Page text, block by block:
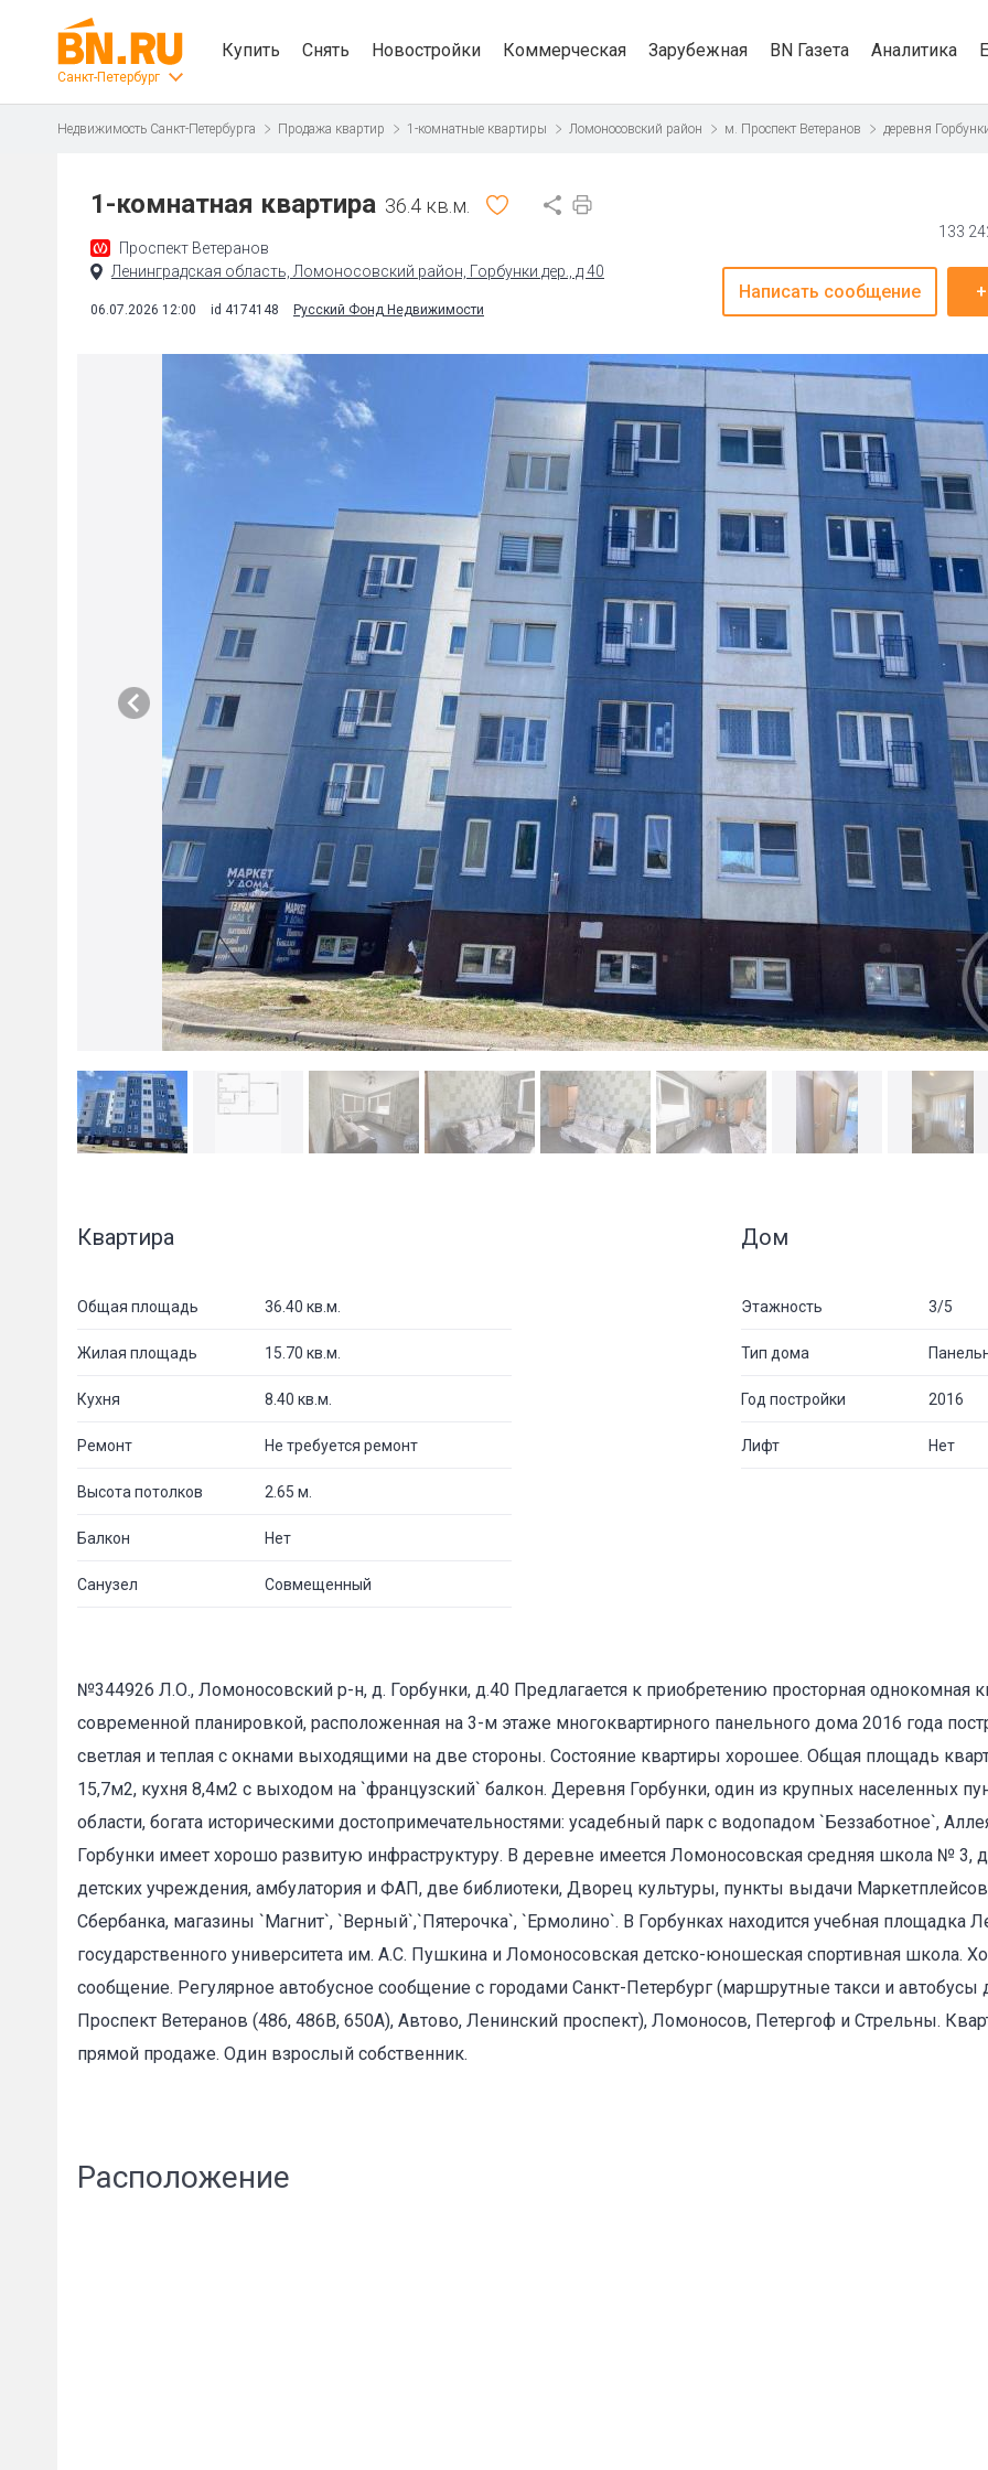
Санкт-Петербург
Купить Снять Новостройки Коммерческая Зарубежная BN Газета Аналитика
Недвижимость Санкт-Петербурга Продажа квартир 1-комнатные квартиры Ломоносовский район м. Проспект Ветеранов деревня
1-комнатная квартира 36.4 кв.м.
Проспект Ветеранов
Ленинградская область, Ломоносовский район, Горбунки дер., д 40
06.07.2026 12:00 id 4174148 Русский Фонд Недвижимости
133
Написать сообщение
Квартира
Общая площадь 36.40 кв.м.
Жилая площадь 15.70 кв.м.
Кухня 8.40 кв.м.
Ремонт Не требуется ремонт
Высота потолков 2.65 м.
Балкон Нет
Санузел Совмещенный
Дом
Этажность 3/5
Тип дома
Год постройки 2016
Лифт Нет
№344926 Л.О., Ломоносовский р-н, д. Горбунки, д.40 Предлагается к приобретению просторная однокомная
современной планировкой, расположенная на 3-м этаже многоквартирного панельного дома 2016 года
светлая и теплая с окнами выходящими на две стороны. Состояние квартиры хорошее. Общая площадь
15,7м2, кухня 8,4м2 с выходом на `французский` балкон. Деревня Горбунки, один из крупных населенных
области, богата историческими достопримечательностями: усадебный парк с водопадом `Беззаботное`,
Горбунки имеет хорошо развитую инфраструктуру. В деревне имеется Ломоносовская средняя школа № 3,
детских учреждения, амбулатория и ФАП, две библиотеки, Дворец культуры, пункты выдачи
Сбербанка, магазины `Магнит`, `Верный`,`Пятерочка`, `Ермолино`. В Горбунках находится учебная площадка
государственного университета им. А.С. Пушкина и Ломоносовская детско-юношеская спортивная школа.
сообщение. Регулярное автобусное сообщение с городами Санкт-Петербург (маршрутные такси и автобусы
Проспект Ветеранов (486, 486В, 650А), Автово, Ленинский проспект), Ломоносов, Петергоф и Стрельны.
прямой продаже. Один взрослый собственник.
Расположение